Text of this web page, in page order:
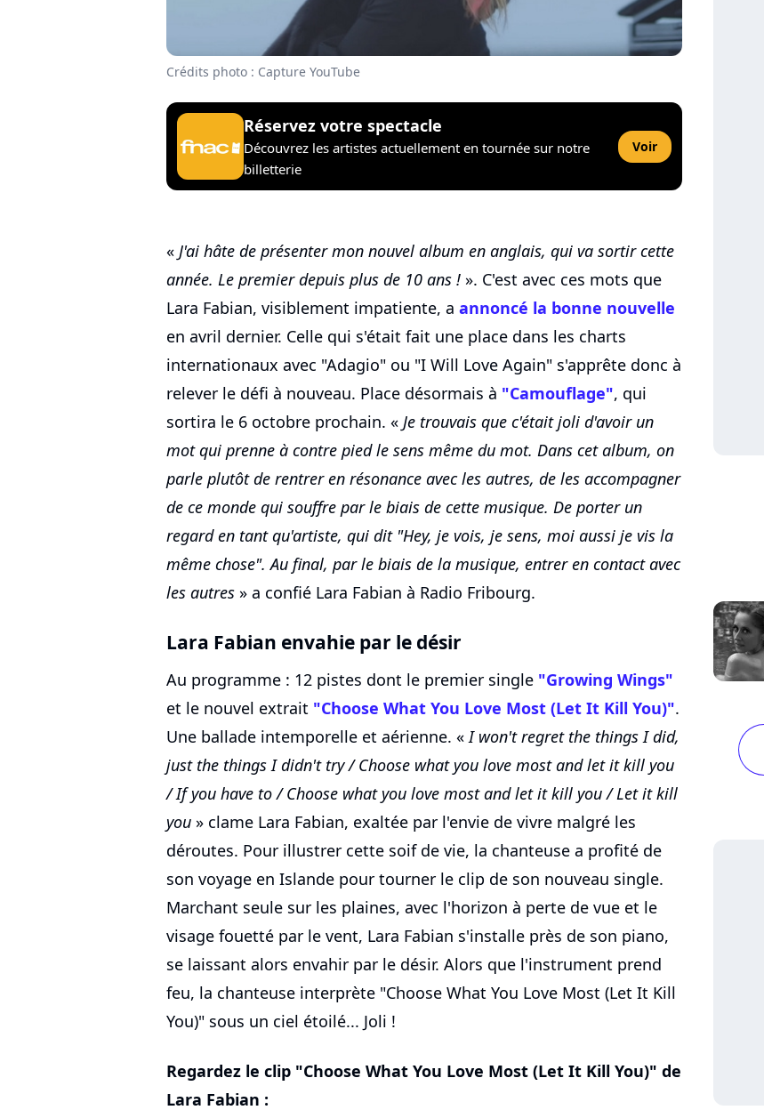
Crédits photo : Capture YouTube
Réservez votre spectacle
Découvrez les artistes actuellement en tournée sur notre
billetterie
Voir
« J'ai hâte de présenter mon nouvel album en anglais, qui va sortir cette
année. Le premier depuis plus de 10 ans ! ». C'est avec ces mots que
Lara Fabian, visiblement impatiente, a annoncé la bonne nouvelle
en avril dernier. Celle qui s'était fait une place dans les charts
internationaux avec "Adagio" ou "I Will Love Again" s'apprête donc à
relever le défi à nouveau. Place désormais à "Camouflage", qui
sortira le 6 octobre prochain. « Je trouvais que c'était joli d'avoir un
mot qui prenne à contre pied le sens même du mot. Dans cet album, on
parle plutôt de rentrer en résonance avec les autres, de les accompagner
de ce monde qui souffre par le biais de cette musique. De porter un
regard en tant qu'artiste, qui dit "Hey, je vois, je sens, moi aussi je vis la
même chose". Au final, par le biais de la musique, entrer en contact avec
les autres » a confié Lara Fabian à Radio Fribourg.
Lara Fabian envahie par le désir
Au programme : 12 pistes dont le premier single "Growing Wings"
et le nouvel extrait "Choose What You Love Most (Let It Kill You)".
Une ballade intemporelle et aérienne. «I won't regret the things I did,
just the things I didn't try / Choose what you love most and let it kill you
/ If you have to / Choose what you love most and let it kill you / Let it kill
you » clame Lara Fabian, exaltée par l'envie de vivre malgré les
déroutes. Pour illustrer cette soif de vie, la chanteuse a profité de
son voyage en Islande pour tourner le clip de son nouveau single.
Marchant seule sur les plaines, avec l'horizon à perte de vue et le
visage fouetté par le vent, Lara Fabian s'installe près de son piano,
se laissant alors envahir par le désir. Alors que l'instrument prend
feu, la chanteuse interprète "Choose What You Love Most (Let It Kill
You)" sous un ciel étoilé... Joli !
Regardez le clip "Choose What You Love Most (Let It Kill You)" de
Lara Fabian :